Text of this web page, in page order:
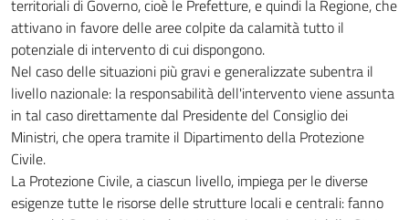
territoriali di Governo, cioè le Prefetture, e quindi la Regione, che
attivano in favore delle aree colpite da calamità tutto il
potenziale di intervento di cui dispongono.
Nel caso delle situazioni più gravi e generalizzate subentra il
livello nazionale: la responsabilità dell'intervento viene assunta
in tal caso direttamente dal Presidente del Consiglio dei
Ministri, che opera tramite il Dipartimento della Protezione
Civile.
La Protezione Civile, a ciascun livello, impiega per le diverse
esigenze tutte le risorse delle strutture locali e centrali: fanno